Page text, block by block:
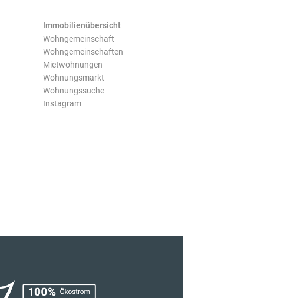
Immobilienübersicht
Wohngemeinschaft
Wohngemeinschaften
Mietwohnungen
Wohnungsmarkt
Wohnungssuche
Instagram